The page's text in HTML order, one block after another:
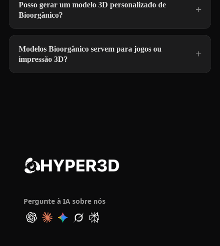
Posso gerar um modelo 3D personalizado de
Bioorgânico?
Modelos Bioorgânico servem para jogos ou
impressão 3D?
Pergunte à IA sobre nós